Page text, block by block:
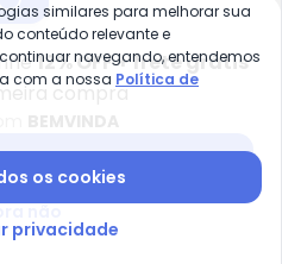
com a nossa Política
Ltda / CNPJ:
202 Bairro Badenfurt -
12% OFF + frete grátis
compra
similares para melhorar sua
conteúdo relevante e
navegando, entendemos
com a nossa Política de
os cookies
privacidade